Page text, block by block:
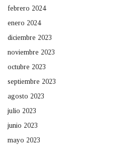
febrero 2024
enero 2024
diciembre 2023
noviembre 2023
octubre 2023
septiembre 2023
agosto 2023
julio 2023
junio 2023
mayo 2023